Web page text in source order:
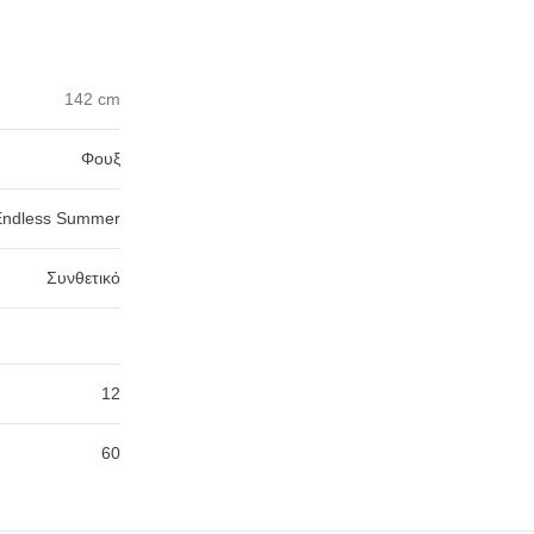
142 cm
Φουξ
Summer
Συνθετικό
12
60